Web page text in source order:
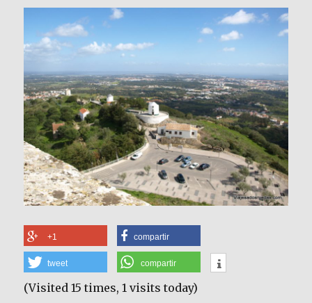
+1 compartir
tweet compartir
(Visited 15 times, 1 visits today)